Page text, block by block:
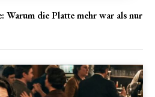
Warum die Platte mehr war als nur